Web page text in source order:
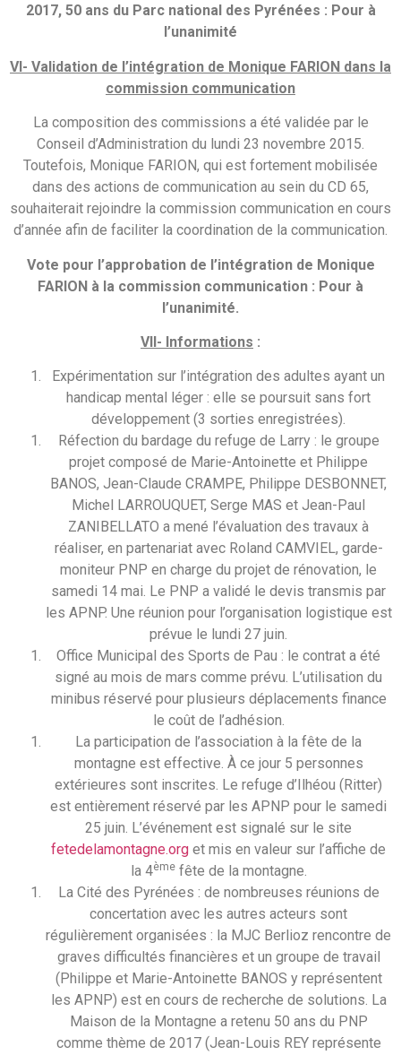
2017, 50 ans du Parc national des Pyrénées : Pour à
l’unanimité
VI- Validation de l’intégration de Monique FARION dans la
commission communication
La composition des commissions a été validée par le
Conseil d’Administration du lundi 23 novembre 2015.
Toutefois, Monique FARION, qui est fortement mobilisée
dans des actions de communication au sein du CD 65,
souhaiterait rejoindre la commission communication en cours
d’année afin de faciliter la coordination de la communication.
Vote pour l’approbation de l’intégration de Monique
FARION à la commission communication : Pour à
l’unanimité.
VII- Informations :
Expérimentation sur l’intégration des adultes ayant un
handicap mental léger : elle se poursuit sans fort
développement (3 sorties enregistrées).
Réfection du bardage du refuge de Larry : le groupe
projet composé de Marie-Antoinette et Philippe
BANOS, Jean-Claude CRAMPE, Philippe DESBONNET,
Michel LARROUQUET, Serge MAS et Jean-Paul
ZANIBELLATO a mené l’évaluation des travaux à
réaliser, en partenariat avec Roland CAMVIEL, garde-
moniteur PNP en charge du projet de rénovation, le
samedi 14 mai. Le PNP a validé le devis transmis par
les APNP. Une réunion pour l’organisation logistique est
prévue le lundi 27 juin.
Office Municipal des Sports de Pau : le contrat a été
signé au mois de mars comme prévu. L’utilisation du
minibus réservé pour plusieurs déplacements finance
le coût de l’adhésion.
La participation de l’association à la fête de la
montagne est effective. À ce jour 5 personnes
extérieures sont inscrites. Le refuge d’Ilhéou (Ritter)
est entièrement réservé par les APNP pour le samedi
25 juin. L’événement est signalé sur le site
fetedelamontagne.org et mis en valeur sur l’affiche de
la 4èmefête de la montagne.
La Cité des Pyrénées : de nombreuses réunions de
concertation avec les autres acteurs sont
régulièrement organisées : la MJC Berlioz rencontre de
graves difficultés financières et un groupe de travail
(Philippe et Marie-Antoinette BANOS y représentent
les APNP) est en cours de recherche de solutions. La
Maison de la Montagne a retenu 50 ans du PNP
comme thème de 2017 (Jean-Louis REY représente